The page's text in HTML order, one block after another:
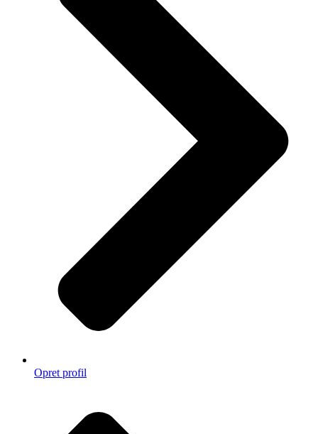
Opret profil